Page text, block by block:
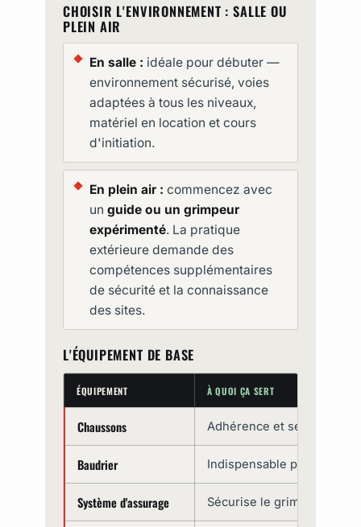
CHOISIR L'ENVIRONNEMENT : SALLE OU
PLEIN AIR
En salle : idéale pour débuter —
environnement sécurisé, voies
adaptées à tous les niveaux,
matériel en location et cours
d'initiation.
En plein air : commencez avec
un guide ou un grimpeur
expérimenté. La pratique
extérieure demande des
compétences supplémentaires
de sécurité et la connaissance
des sites.
L'ÉQUIPEMENT DE BASE
ÉQUIPEMENT À QUOI ÇA SERT
Chaussons Adhérence et sensibilité
Baudrier Indispensable pour
Système d'assurage Sécurise le grimpeur